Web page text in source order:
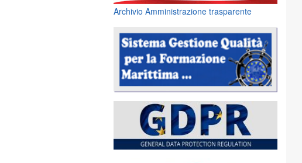
Archivio Amministrazione trasparente